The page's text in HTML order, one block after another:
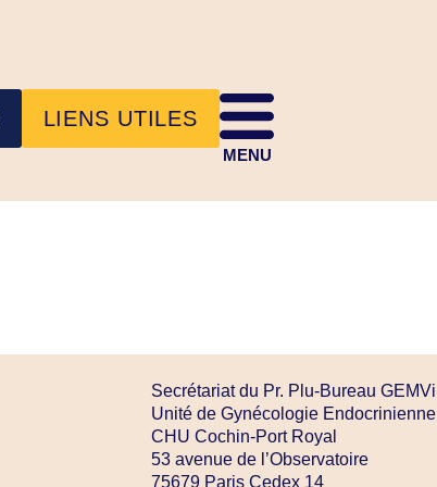
LIENS UTILES
MENU
Secrétariat du Pr. Plu-Bureau GEMVi
Unité de Gynécologie Endocrinienne
CHU Cochin-Port Royal
53 avenue de l’Observatoire
75679 Paris Cedex 14